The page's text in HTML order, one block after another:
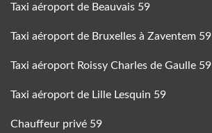
Taxi aéroport de Beauvais 59
Taxi aéroport de Bruxelles à Zaventem 59
Taxi aéroport Roissy Charles de Gaulle 59
Taxi aéroport de Lille Lesquin 59
Chauffeur privé 59